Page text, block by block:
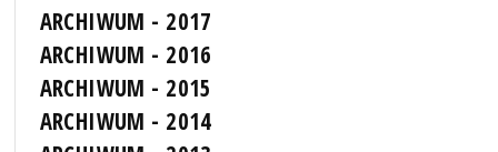
ARCHIWUM - 2017
ARCHIWUM - 2016
ARCHIWUM - 2015
ARCHIWUM - 2014